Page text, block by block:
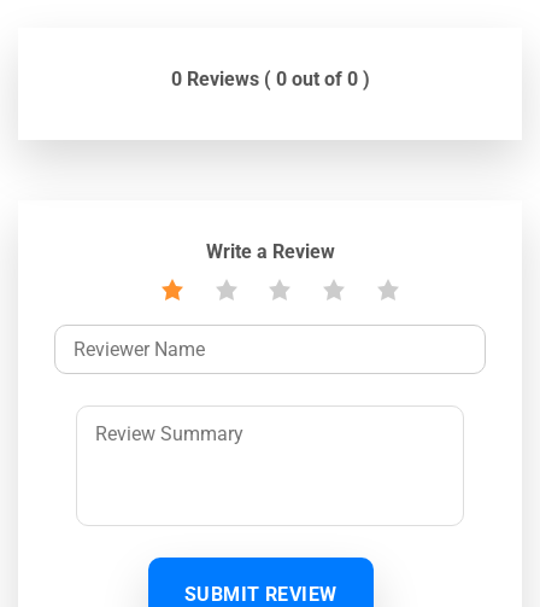
0 Reviews ( 0 out of 0 )
Write a Review
SUBMIT REVIEW